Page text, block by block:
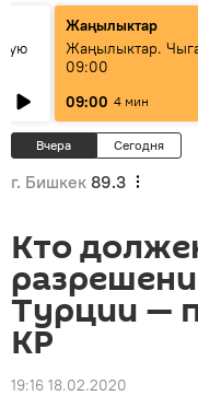
Жаңылыктар
Жаңылыктар.
09:00
09:00 4 мин
Вчера Сегодня
г. Бишкек 89.3
Кто
Турции —
КР
19:16 18.02.2020